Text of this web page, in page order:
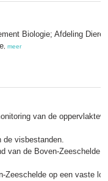
Biologie; Afdeling
meer
van de
de visbestanden.
van de Boven-Zeeschelde
Zeeschelde op een vaste